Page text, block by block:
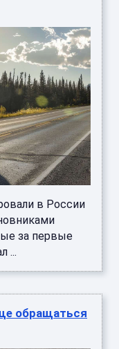
в России
за первые
...
обращаться